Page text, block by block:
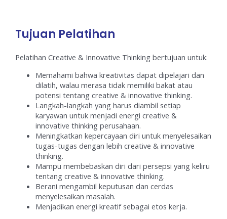
Tujuan Pelatihan
Pelatihan Creative & Innovative Thinking bertujuan untuk:
Memahami bahwa kreativitas dapat dipelajari dan
dilatih, walau merasa tidak memiliki bakat atau
potensi tentang creative & innovative thinking.
Langkah-langkah yang harus diambil setiap
karyawan untuk menjadi energi creative &
innovative thinking perusahaan.
Meningkatkan kepercayaan diri untuk menyelesaikan
tugas-tugas dengan lebih creative & innovative
thinking.
Mampu membebaskan diri dari persepsi yang keliru
tentang creative & innovative thinking.
Berani mengambil keputusan dan cerdas
menyelesaikan masalah.
Menjadikan energi kreatif sebagai etos kerja.